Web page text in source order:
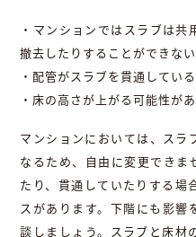
・マンションではスラブは
撤去したりすることができない
・配管がスラブを貫通してい
・床の高さが上がる可能性が
マンションにおいては、スラ
なるため、自由に変更できま
たり、貫通していたりする場
スがあります。下階にも影響
談しましょう。スラブと床材